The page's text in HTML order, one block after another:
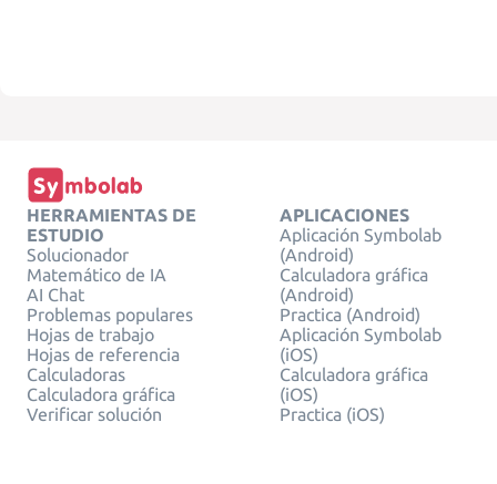
HERRAMIENTAS DE
ESTUDIO
Solucionador
Matemático de IA
AI Chat
Problemas populares
Hojas de trabajo
Hojas de referencia
Calculadoras
Calculadora gráfica
Verificar solución
APLICACIONES
Aplicación Symbolab
(Android)
Calculadora gráfica
(Android)
Practica (Android)
Aplicación Symbolab
(iOS)
Calculadora gráfica
(iOS)
Practica (iOS)